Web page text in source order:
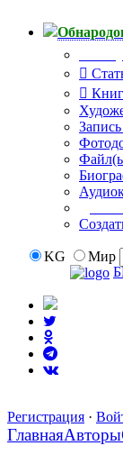
KG
Мир
Регистрация ·
ГлавнаяАвторы